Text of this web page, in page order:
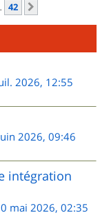
42
2026, 12:55
2026, 09:46
intégration
mai 2026, 02:35